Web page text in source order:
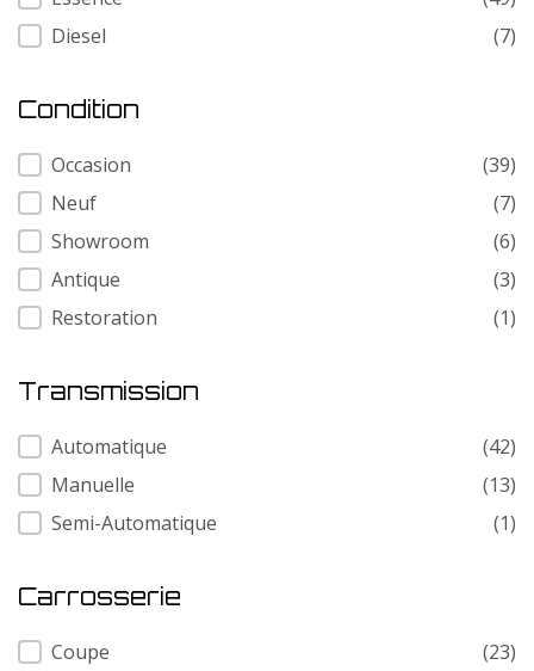
Diesel
(7)
Condition
Condition
Occasion
(39)
Neuf
(7)
Showroom
(6)
Antique
(3)
Restoration
(1)
Transmission
Transmission
Automatique
(42)
Manuelle
(13)
Semi-Automatique
(1)
Carrosserie
Carrosserie
Coupe
(23)